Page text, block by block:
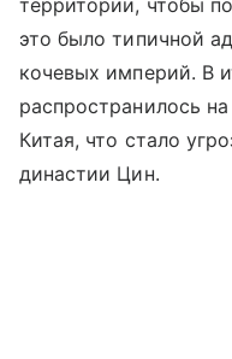
это было типичной
кочевых империй. В
распространилось
Китая, что стало
династии Цин.